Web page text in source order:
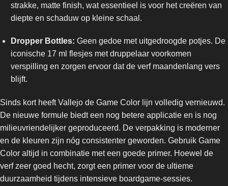
strakke, matte finish, wat essentieel is voor het creëren van
diepte en schaduw op kleine schaal.
Dropper Bottles: Geen gedoe met uitgedroogde potjes. De
iconische 17 ml flesjes met druppelaar voorkomen
verspilling en zorgen ervoor dat de verf maandenlang vers
blijft.
Sinds kort heeft Vallejo de Game Color lijn volledig vernieuwd.
De nieuwe formule biedt een nog betere applicatie en is nog
milieuvriendelijker geproduceerd. De verpakking is moderner
en de kleuren zijn nóg consistenter geworden. Gebruik Game
Color altijd in combinatie met een goede primer. Hoewel de
verf zeer goed hecht, zorgt een primer voor de ultieme
duurzaamheid tijdens intensieve boardgame-sessies.